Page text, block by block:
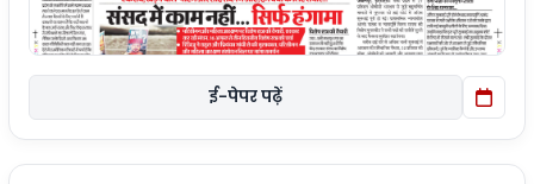
ई-पेपर पढ़ें